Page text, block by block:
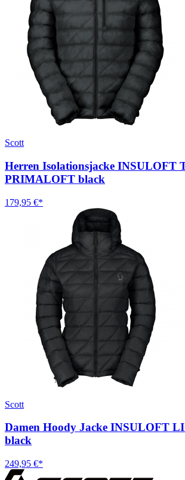
Scott
Herren Isolationsjacke INSULOFT
PRIMALOFT black
179,95 €*
Scott
Damen Hoody Jacke INSULOFT
black
249,95 €*